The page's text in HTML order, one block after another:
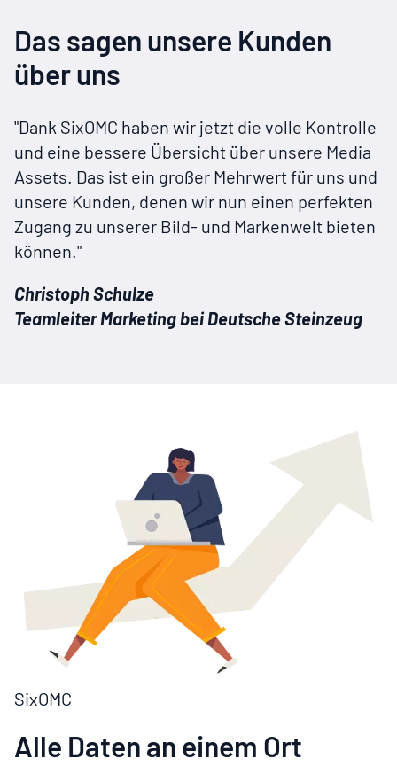
Das sagen unsere Kunden
über uns
"Dank SixOMC haben wir jetzt die volle Kontrolle
und eine bessere Übersicht über unsere Media
Assets. Das ist ein großer Mehrwert für uns und
unsere Kunden, denen wir nun einen perfekten
Zugang zu unserer Bild- und Markenwelt bieten
können."
Christoph Schulze
Teamleiter Marketing bei Deutsche Steinzeug
SixOMC
Alle Daten an einem Ort